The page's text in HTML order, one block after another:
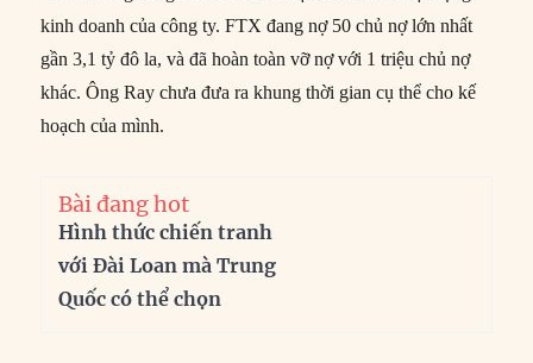
kinh doanh của công ty. FTX đang nợ 50 chủ nợ lớn nhất
gần 3,1 tỷ đô la, và đã hoàn toàn vỡ nợ với 1 triệu chủ nợ
khác. Ông Ray chưa đưa ra khung thời gian cụ thể cho kế
hoạch của mình.
Bài đang hot
Hình thức chiến tranh
với Đài Loan mà Trung
Quốc có thể chọn